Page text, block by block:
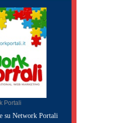
Portali
su Network Portali